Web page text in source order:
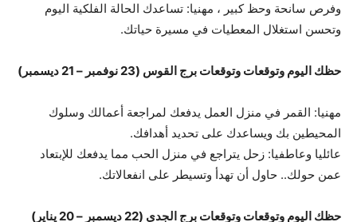
وفرص سانحة وحظ كبير ، مهنيا: تساعدك الحالة الفلكية اليوم
وتحسن استغلال المعطيات في مسيرة حياتك.
حظك اليوم وتوقعات وتوقعات برج القوس (23 نوفمبر – 21 ديسمبر)
مهنيا: القمر في منزل العمل يدفعك لمراجعة أعمالك وسلوك
المحيطين بك ويساعدك على تحديد أهدافك.
عائليا وعاطفيا: زحل يتراجع في منزل الحب مما يدفعك للإبتعاد
عمن حولك.. حاول أن تهدأ وتسيطر على انفعالاتك.
حظك اليوم وتوقعات وتوقعات برج الجدى (22 ديسمبر – 20 يناير)